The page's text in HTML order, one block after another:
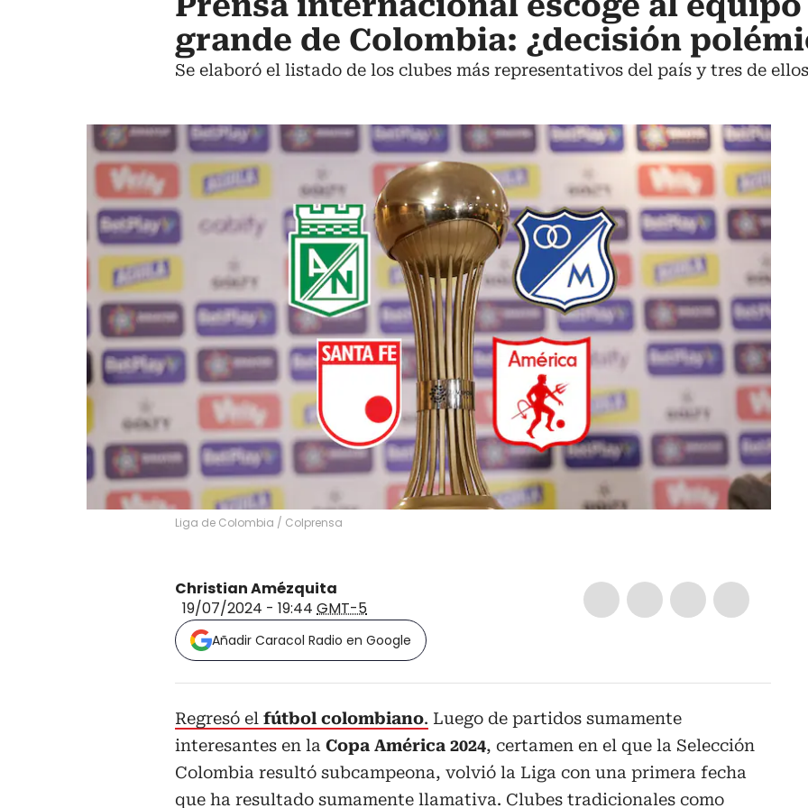
grande de Colombia: ¿decisión
Se elaboró el listado de los clubes más representativos del país y tres de
Liga de Colombia / Colprensa
Christian Amézquita
19/07/2024 - 19:44 GMT-5
Añadir Caracol Radio en Google
Regresó el fútbol colombiano. Luego de partidos sumamente
interesantes en la Copa América 2024, certamen en el que la Selección
Colombia resultó subcampeona, volvió la Liga con una primera fecha
que ha resultado sumamente llamativa. Clubes tradicionales como